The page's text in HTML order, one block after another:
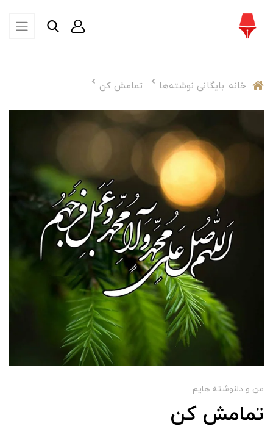
خانه بایگانی نوشته‌ها تمامش کن
من و دلنوشته هایم
تمامش کن